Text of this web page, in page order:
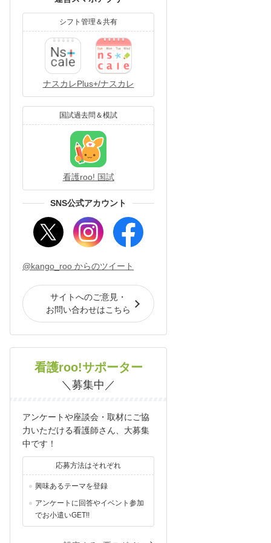
シフト管理＆共有
ナスカレPlus+/ナスカレ
国試過去問＆模試
看護roo! 国試
SNS公式アカウント
@kango_roo からのツイート
サイトへのご意見・
お問い合わせはこちら
看護roo!サポーター
＼募集中／
アンケートや座談会・取材にご協
力いただける看護師さん、大募集
中です！
応募方法はそれぞれ
興味あるテーマを登録
アンケートに回答やイベント参加
でお小遣いGET!!